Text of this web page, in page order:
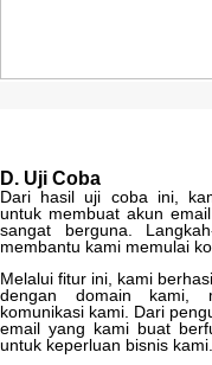
D. Uji Coba
Dari hasil uji coba ini,
untuk membuat akun email
sangat
berguna Langkah
membantu kami memulai
Melalui fitur ini kami
dengan
domain kami
komunikasi kami Dari
email yang kami buat
untuk keperluan bisnis kami